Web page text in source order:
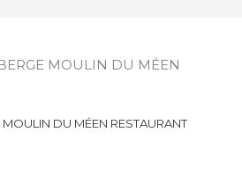
MOULIN DU MÉEN
MOULIN DU MÉEN RESTAURANT